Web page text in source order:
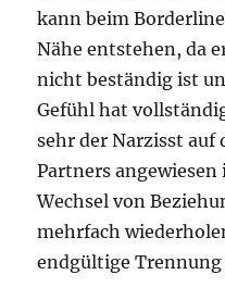
kann beim
Nähe entstehen, da
nicht beständig ist
Gefühl hat
sehr der Narzisst auf
Partners
Wechsel von
mehrfach
endgültige